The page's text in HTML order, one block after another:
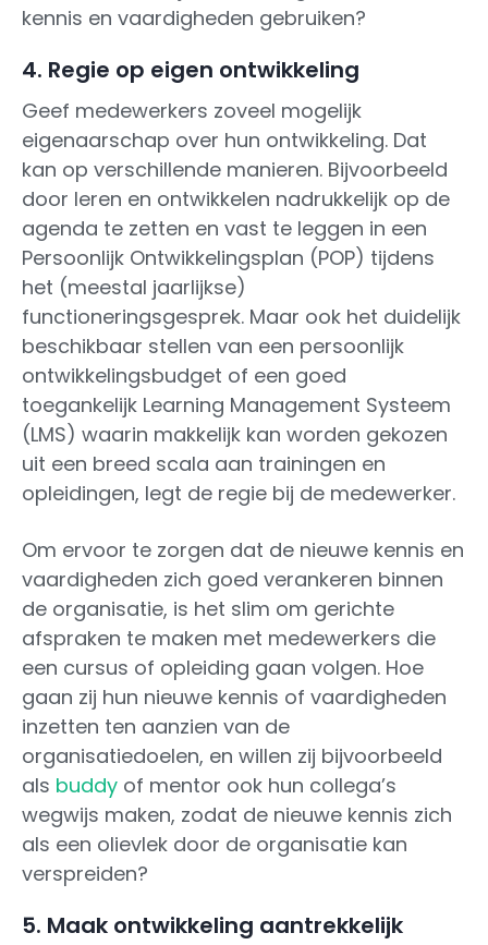
kennis en vaardigheden gebruiken?
4. Regie op eigen ontwikkeling
Geef medewerkers zoveel mogelijk
eigenaarschap over hun ontwikkeling. Dat
kan op verschillende manieren. Bijvoorbeeld
door leren en ontwikkelen nadrukkelijk op de
agenda te zetten en vast te leggen in een
Persoonlijk Ontwikkelingsplan (POP) tijdens
het (meestal jaarlijkse)
functioneringsgesprek. Maar ook het duidelijk
beschikbaar stellen van een persoonlijk
ontwikkelingsbudget of een goed
toegankelijk Learning Management Systeem
(LMS) waarin makkelijk kan worden gekozen
uit een breed scala aan trainingen en
opleidingen, legt de regie bij de medewerker.
Om ervoor te zorgen dat de nieuwe kennis en
vaardigheden zich goed verankeren binnen
de organisatie, is het slim om gerichte
afspraken te maken met medewerkers die
een cursus of opleiding gaan volgen. Hoe
gaan zij hun nieuwe kennis of vaardigheden
inzetten ten aanzien van de
organisatiedoelen, en willen zij bijvoorbeeld
als buddy of mentor ook hun collega’s
wegwijs maken, zodat de nieuwe kennis zich
als een olievlek door de organisatie kan
verspreiden?
5. Maak ontwikkeling aantrekkelijk